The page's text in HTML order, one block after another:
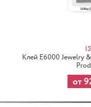
Клей E6000 Jewelry
от